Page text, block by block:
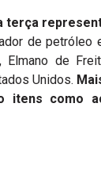
de petróleo
de
Unidos.
itens como